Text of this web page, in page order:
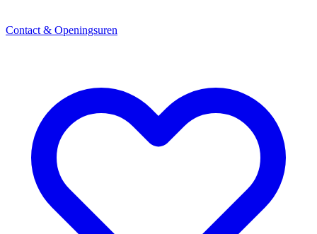
Contact & Openingsuren